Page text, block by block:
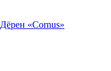
Дёрен «Cornus»